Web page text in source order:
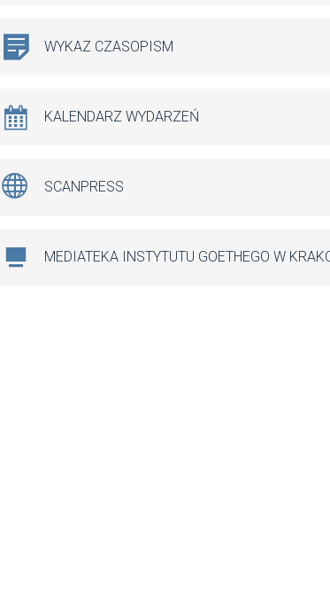
WYKAZ CZASOPISM
KALENDARZ WYDARZEŃ
SCANPRESS
MEDIATEKA INSTYTUTU GOETHEGO W